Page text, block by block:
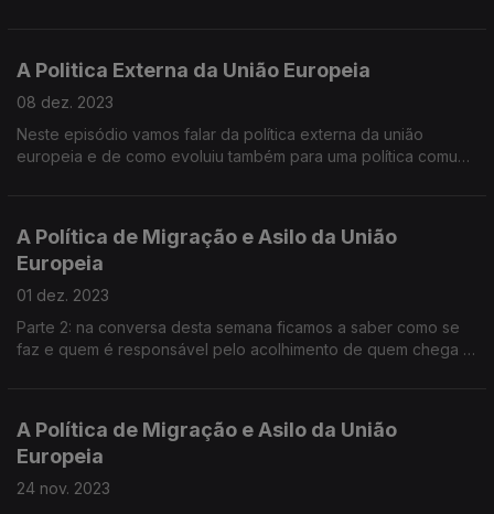
A Politica Externa da União Europeia
08 dez. 2023
Neste episódio vamos falar da política externa da união
europeia e de como evoluiu também para uma política comum
A Política de Migração e Asilo da União
Europeia
01 dez. 2023
Parte 2: na conversa desta semana ficamos a saber como se
faz e quem é responsável pelo acolhimento de quem chega à
A Política de Migração e Asilo da União
Europeia
24 nov. 2023